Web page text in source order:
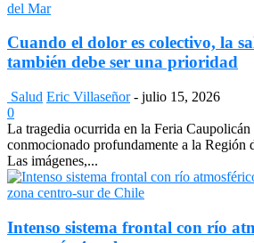
Cuando el dolor es colectivo, la
también debe ser una prioridad
Salud Eric Villaseñor - julio 15, 2026
0
La tragedia ocurrida en la Feria
conmocionado profundamente a la Región
Las imágenes,...
Intenso sistema frontal con río